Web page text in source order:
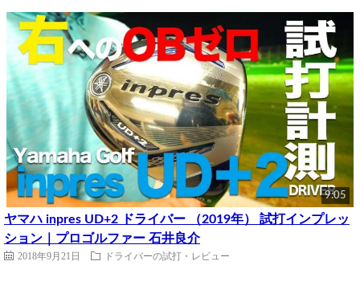
9:05
ヤマハ inpres UD+2 ドライバー （2019年） 試打インプレッ
ション｜プロゴルファー 石井良介
2018年9月21日 ドライバーの試打・レビュー